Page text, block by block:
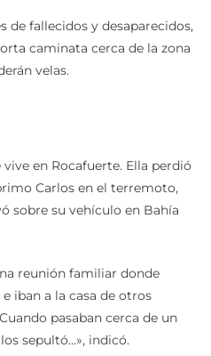
de fallecidos y desaparecidos,
caminata cerca de la zona
velas.
en Rocafuerte. Ella perdió
Carlos en el terremoto,
sobre su vehículo en Bahía
reunión familiar donde
iban a la casa de otros
pasaban cerca de un
sepultó…», indicó.